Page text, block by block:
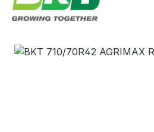
Bildergalerie überspringen